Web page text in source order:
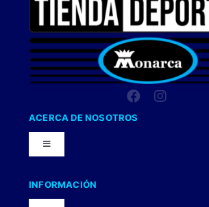
ACERCA DE NOSOTROS
Toggle
Navigation
Nuestra Compañia
INFORMACIÓN